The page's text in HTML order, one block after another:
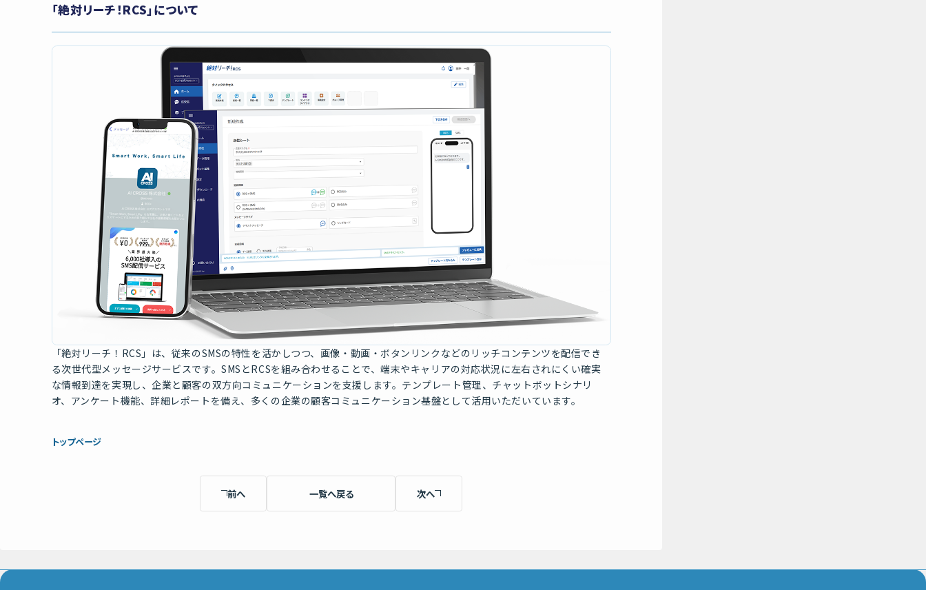
「絶対リーチ！RCS」について
「絶対リーチ！RCS」は、従来のSMSの特性を活かしつつ、画像・動画・ボタンリンクなどのリッチコンテンツを配信でき
る次世代型メッセージサービスです。SMSとRCSを組み合わせることで、端末やキャリアの対応状況に左右されにくい確実
な情報到達を実現し、企業と顧客の双方向コミュニケーションを支援します。テンプレート管理、チャットボットシナリ
オ、アンケート機能、詳細レポートを備え、多くの企業の顧客コミュニケーション基盤として活用いただいています。
トップページ
前へ 一覧へ戻る 次へ